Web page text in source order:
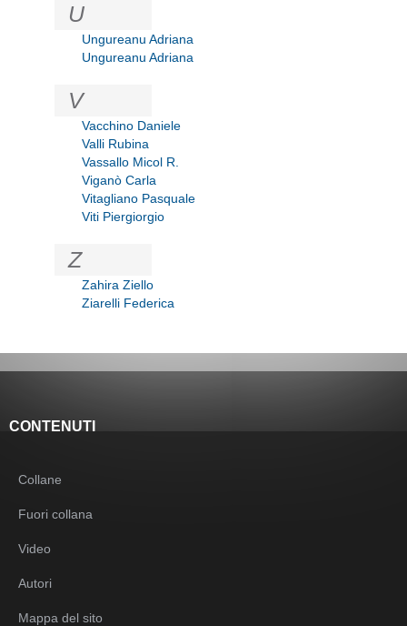
U
Ungureanu Adriana
Ungureanu Adriana
V
Vacchino Daniele
Valli Rubina
Vassallo Micol R.
Viganò Carla
Vitagliano Pasquale
Viti Piergiorgio
Z
Zahira Ziello
Ziarelli Federica
CONTENUTI
Collane
Fuori collana
Video
Autori
Mappa del sito